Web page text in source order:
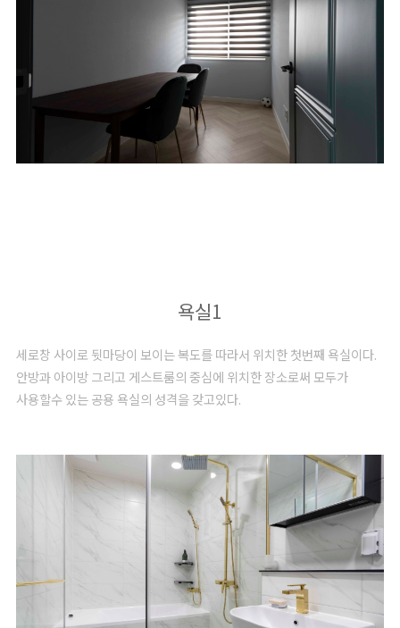
욕실1
세로창 사이로 뒷마당이 보이는 복도를 따라서 위치한 첫번째 욕실이다.
안방과 아이방 그리고 게스트룸의 중심에 위치한 장소로써 모두가
사용할수 있는 공용 욕실의 성격을 갖고있다.